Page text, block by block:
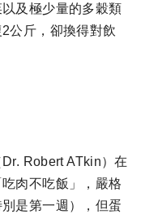
及極少量的多穀類
公斤，卻換得對飲
Robert ATkin）在
肉不吃飯」，嚴格
是第一週），但蛋